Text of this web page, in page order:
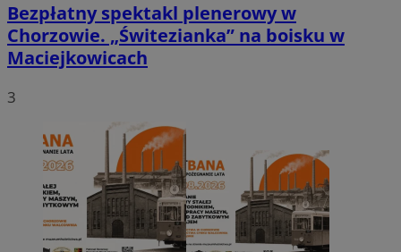
Bezpłatny spektakl plenerowy w
Chorzowie. „Świtezianka” na boisku w
Maciejkowicach
3